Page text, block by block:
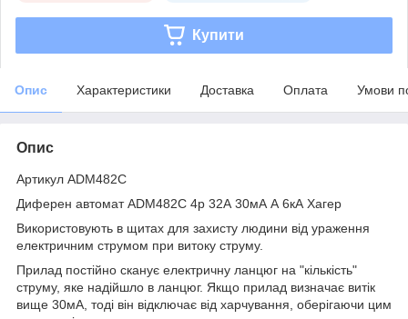
Купити
Опис Характеристики Доставка Оплата Умови
Опис
Артикул ADM482C
Диферен автомат ADM482C 4р 32А 30мА А 6кА Хагер
Використовують в щитах для захисту людини від ураження
електричним струмом при витоку струму.
Прилад постійно сканує електричну ланцюг на "кількість"
струму, яке надійшло в ланцюг. Якщо прилад визначає витік
вище 30мА, тоді він відключає від харчування, оберігаючи цим